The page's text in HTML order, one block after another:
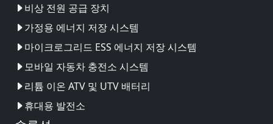
비상 전원 공급 장치
가정용 에너지 저장 시스템
마이크로그리드 ESS 에너지 저장 시스템
모바일 자동차 충전소 시스템
리튬 이온 ATV 및 UTV 배터리
휴대용 발전소